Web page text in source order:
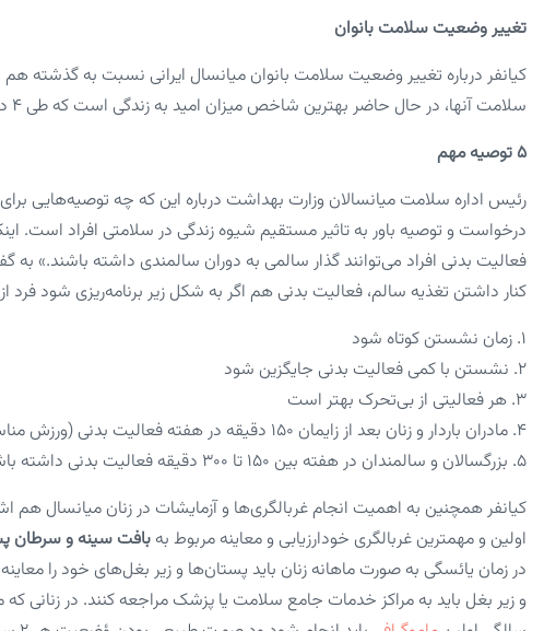
تغییر وضعیت سلامت بانوان
کیانفر درباره تغییر وضعیت سلامت بانوان میانسال ایرانی نسبت به گذشته
سلامت آنها، در حال حاضر بهترین شاخص میزان امید به زندگی است که طی ۴ دهه اخیر از حدود ۵۳ سال به ۷۸ سال رسیده است.»
۵ توصیه مهم
رئیس اداره سلامت میانسالان وزارت بهداشت درباره این که چه توصیه‌هایی
درخواست و توصیه‌ باور به تاثیر مستقیم شیوه زندگی در سلامتی افراد است.
فعالیت بدنی افراد می‌توانند گذار سالمی به دوران سالمندی داشته باشند.»
کنار داشتن تغذیه سالم، فعالیت بدنی هم اگر به شکل زیر برنامه‌ریزی شود
۱. زمان نشستن کوتاه شود
۲. نشستن با کمی فعالیت بدنی جایگزین شود
۳. هر فعالیتی از بی‌تحرک بهتر است
۴. مادران باردار و زنان بعد از زایمان ۱۵۰ دقیقه در هفته فعالیت بدنی (ورزش مناسب) داشته باشند
۵. بزرگسالان و سالمندان در هفته بین ۱۵۰ تا ۳۰۰ دقیقه فعالیت بدنی داشته باشند
کیانفر همچنین به اهمیت انجام غربالگری‌ها و آزمایشات در زنان میانسال هم
اولین و مهمترین غربالگری خودارزیابی و معاینه مربوط به بافت سینه و سرطان
در زمان یائسگی به صورت ماهانه زنان باید پستان‌ها و زیر بغل‌های خود را